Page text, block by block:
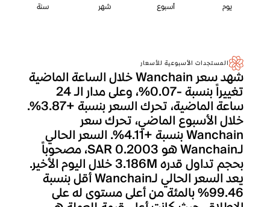
يوم أسبوع شهر سنة
المستجدات الأسبوعية للأسعار
شهد سعر Wanchain خلال الساعة الماضية
تغييراً بنسبة -0.07%، وعلى مدار الـ 24
ساعة الماضية، تحرك السعر بنسبة +3.87%.
خلال الأسبوع الماضي، تحرك سعر
Wanchain بنسبة +4.11%. السعر الحالي
لـWanchain هو SAR 0.2003، مصحوباً
بحجم تداول قدره 3.186M خلال اليوم الأخير.
يعد السعر الحالي لـWanchain أقل بنسبة
99.46% بالمئة من أعلى مستوى له على